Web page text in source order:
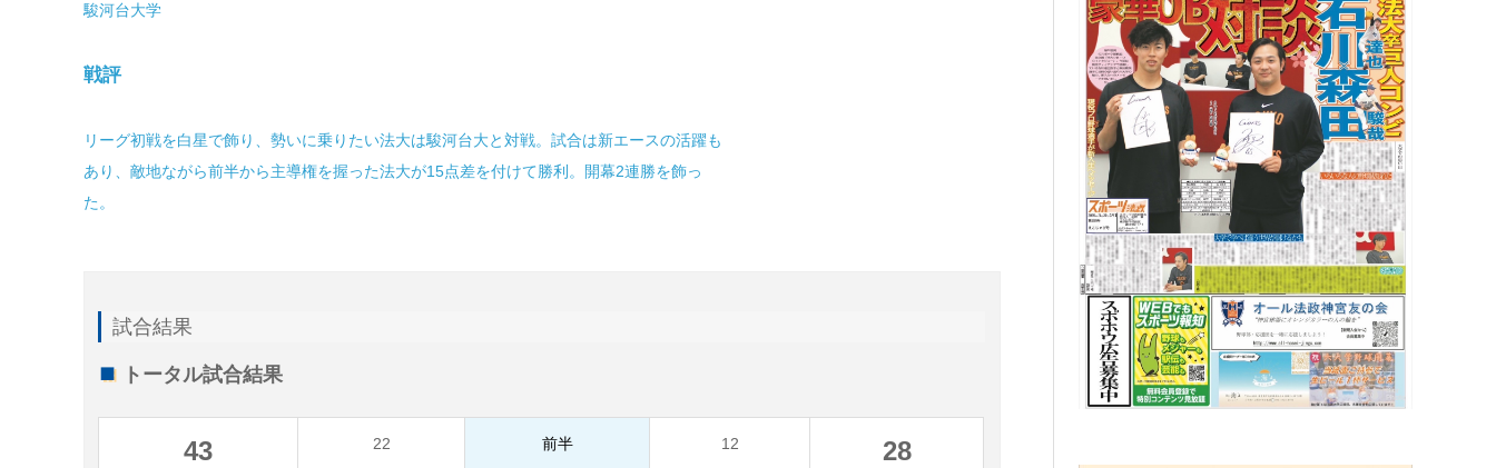
駿河台大学
戦評
リーグ初戦を白星で飾り、勢いに乗りたい法大は駿河台大と対戦。試合は新エースの活躍も
あり、敵地ながら前半から主導権を握った法大が15点差を付けて勝利。開幕2連勝を飾っ
た。
試合結果
トータル試合結果
43 22 前半 12 28